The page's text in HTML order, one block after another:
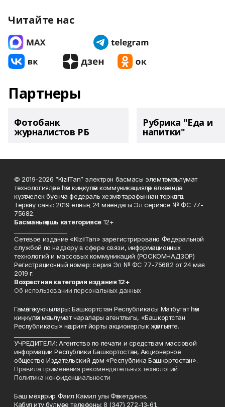
Читайте нас
Партнеры
Фотобанк
журналистов РБ
Рубрика "Еда и
напитки"
© 2019-2026 “KizilTan” электрон басмасы элемтә, мәгълүмат
технологияләре һәм киңкүләм коммуникацияләр өлкәсендә
күзәтчелек буенча федераль хезмәт тарафыннан теркәлгән.
Теркәлү саны: 2019 елның 24 маендагы Эл сериясе № ФС 77-
75682.
Басманың яшь категориясе12+
Сетевое издание «KizilTan» зарегистрировано Федеральной
службой по надзору в сфере связи, информационных
технологий и массовых коммуникаций (РОСКОМНАДЗОР)
Регистрационный номер: серия Эл № ФС 77-75682 от 24 мая
2019 г.
Возрастная категория издания 12+
Об использовании персональных данных
Гамәлгә куючылары: Башкортстан Республикасы Матбугат һәм
киңкүләм мәгълүмат чаралары агентлыгы, «Башкортстан
Республикасы» нәшрият йорты акционерлык җәмгыяте.
УЧРЕДИТЕЛИ: Агентство по печати и средствам массовой
информации Республики Башкортостан, Акционерное
общество Издательский дом «Республика Башкортостан».
Правила применения рекомендательных технологий
Политика конфиденциальности
Баш мөхәррир Фаил Камил улы Фәтхетдинов.
Кабул итү бүлмәсе телефоны: 8 (347) 272-13-61.